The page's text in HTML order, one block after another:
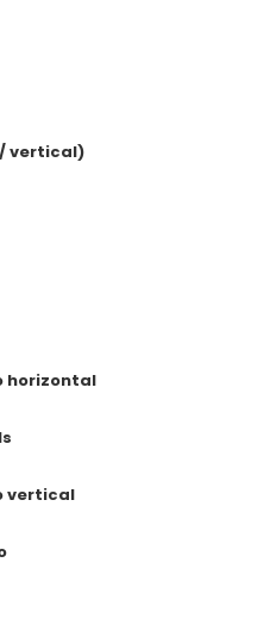
vertical)
horizontal
vertical